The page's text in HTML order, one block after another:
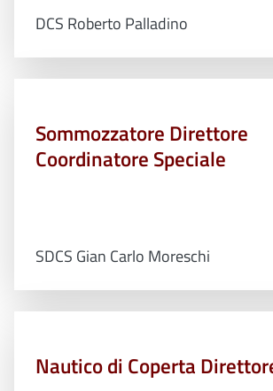
DCS Roberto Palladino
Sommozzatore Direttore
Coordinatore Speciale
SDCS Gian Carlo Moreschi
Nautico di Coperta